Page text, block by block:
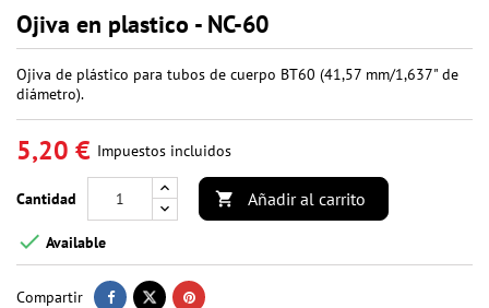
Ojiva en plastico - NC-60
Ojiva de plástico para tubos de cuerpo BT60 (41,57 mm/1,637" de
diámetro).
5,20 € Impuestos incluidos
Cantidad  Añadir al carrito
 Available
Compartir